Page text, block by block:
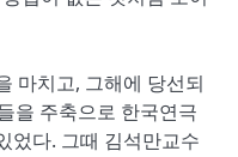
마치고, 그해에 당선되
을 주축으로 한국연극
었다. 그때 김석만교수